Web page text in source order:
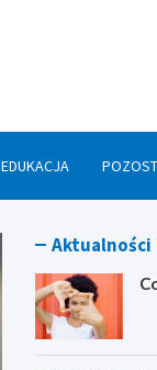
EDUKACJA
Aktualności